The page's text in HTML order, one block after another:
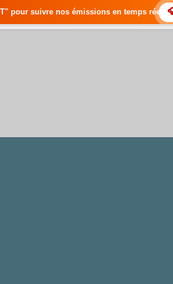
émissions en temps réel • 🇸🇳 Actualités